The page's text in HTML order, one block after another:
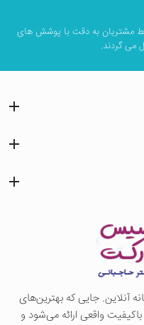
مشتریان به دقت با پوشش های
می گردند.
آنلاین. جایی که بهترین‌های
واقعی ارائه می‌شود و